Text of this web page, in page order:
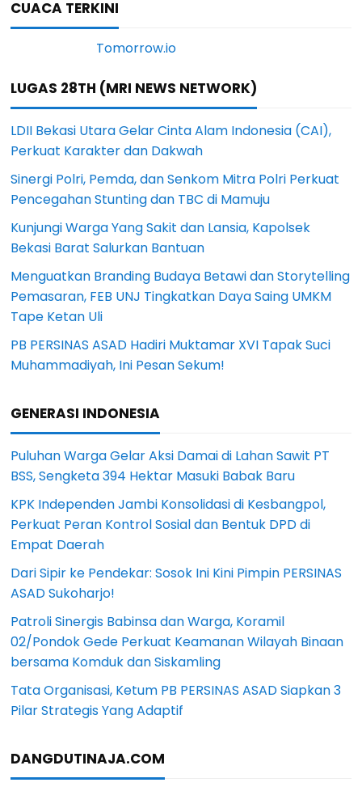
CUACA TERKINI
LUGAS 28TH (MRI NEWS NETWORK)
LDII Bekasi Utara Gelar Cinta Alam Indonesia (CAI),
Perkuat Karakter dan Dakwah
Sinergi Polri, Pemda, dan Senkom Mitra Polri Perkuat
Pencegahan Stunting dan TBC di Mamuju
Kunjungi Warga Yang Sakit dan Lansia, Kapolsek
Bekasi Barat Salurkan Bantuan
Menguatkan Branding Budaya Betawi dan Storytelling
Pemasaran, FEB UNJ Tingkatkan Daya Saing UMKM
Tape Ketan Uli
PB PERSINAS ASAD Hadiri Muktamar XVI Tapak Suci
Muhammadiyah, Ini Pesan Sekum!
GENERASI INDONESIA
Puluhan Warga Gelar Aksi Damai di Lahan Sawit PT
BSS, Sengketa 394 Hektar Masuki Babak Baru
KPK Independen Jambi Konsolidasi di Kesbangpol,
Perkuat Peran Kontrol Sosial dan Bentuk DPD di
Empat Daerah
Dari Sipir ke Pendekar: Sosok Ini Kini Pimpin PERSINAS
ASAD Sukoharjo!
Patroli Sinergis Babinsa dan Warga, Koramil
02/Pondok Gede Perkuat Keamanan Wilayah Binaan
bersama Komduk dan Siskamling
Tata Organisasi, Ketum PB PERSINAS ASAD Siapkan 3
Pilar Strategis Yang Adaptif
DANGDUTINAJA.COM